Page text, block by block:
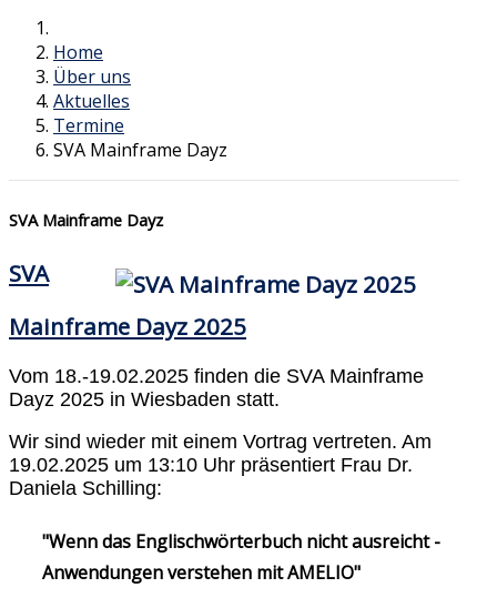
Home
Über uns
Aktuelles
Termine
SVA Mainframe Dayz
SVA Mainframe Dayz
SVA
Mainframe Dayz 2025
Vom 18.-19.02.2025 finden die SVA Mainframe
Dayz 2025 in Wiesbaden statt.
Wir sind wieder mit einem Vortrag vertreten. Am
19.02.2025 um 13:10 Uhr präsentiert Frau Dr.
Daniela Schilling:
"Wenn das Englischwörterbuch nicht ausreicht -
Anwendungen verstehen mit AMELIO"